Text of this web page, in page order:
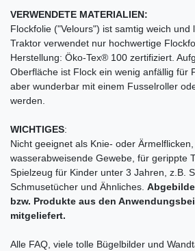
VERWENDETE MATERIALIEN:
Flockfolie ("Velours") ist samtig weich
Traktor verwendet nur hochwertige
Herstellung: Öko-Tex® 100 zertifiziert.
Oberfläche ist Flock ein wenig anfällig für
aber wunderbar mit einem Fusselroller
werden.
WICHTIGES:
Nicht geeignet als Knie- oder
wasserabweisende Gewebe, für gerippte
Spielzeug für Kinder unter 3 Jahren, z.B.
Schmusetücher und Ähnliches.
bzw. Produkte aus den
mitgeliefert.
Alle FAQ, viele tolle Bügelbilder und